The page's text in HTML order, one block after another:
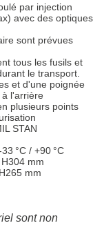
par injection
avec des optiques
sont prévues
tous les fusils et
le transport.
et d'une poignée
à l'arrière
plusieurs points
STAN
°C / +90 °C
mm
mm
sont non